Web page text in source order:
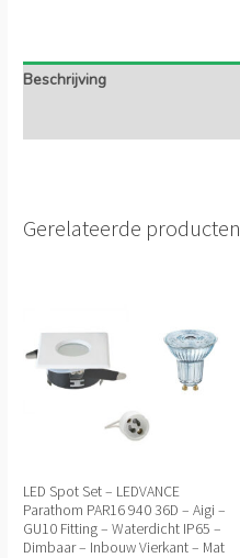
Beschrijving
Gerelateerde producten
LED Spot Set – LEDVANCE
Parathom PAR16 940 36D – Aigi –
GU10 Fitting – Waterdicht IP65 –
Dimbaar – Inbouw Vierkant – Mat